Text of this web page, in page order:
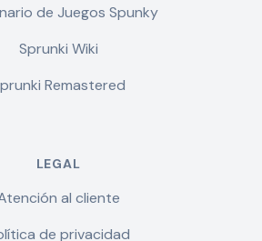
de Juegos Spunky
Sprunki Wiki
Remastered
LEGAL
al cliente
de privacidad